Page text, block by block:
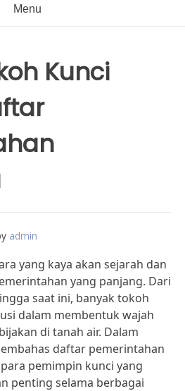
Menu
Kunci
admin
yang kaya akan sejarah dan
yang panjang. Dari
saat ini, banyak tokoh
dalam membentuk wajah
di tanah air. Dalam
daftar pemerintahan
pemimpin kunci yang
penting selama berbagai